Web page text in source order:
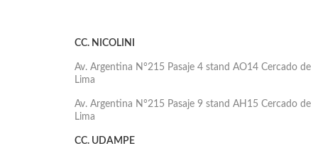
CC. NICOLINI
Av. Argentina N°215 Pasaje 4 stand AO14 Cercado de
Lima
Av. Argentina N°215 Pasaje 9 stand AH15 Cercado de
Lima
CC. UDAMPE